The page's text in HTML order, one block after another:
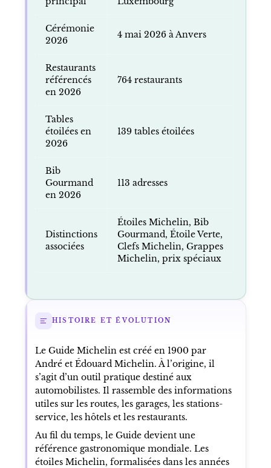
Cérémonie
2026
4 mai 2026 à Anvers
Restaurants
référencés
en 2026
764 restaurants
Tables
étoilées en
2026
139 tables étoilées
Bib
Gourmand
en 2026
113 adresses
Distinctions
associées
Étoiles Michelin, Bib
Gourmand, Étoile Verte,
Clefs Michelin, Grappes
Michelin, prix spéciaux
HISTOIRE ET ÉVOLUTION
Le Guide Michelin est créé en 1900 par
André et Édouard Michelin. À l’origine, il
s’agit d’un outil pratique destiné aux
automobilistes. Il rassemble des informations
utiles sur les routes, les garages, les stations-
service, les hôtels et les restaurants.
Au fil du temps, le Guide devient une
référence gastronomique mondiale. Les
étoiles Michelin, formalisées dans les années